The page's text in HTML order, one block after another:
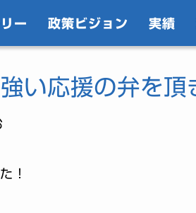
ー 政策ビジョン 実績
い応援の弁を頂
！